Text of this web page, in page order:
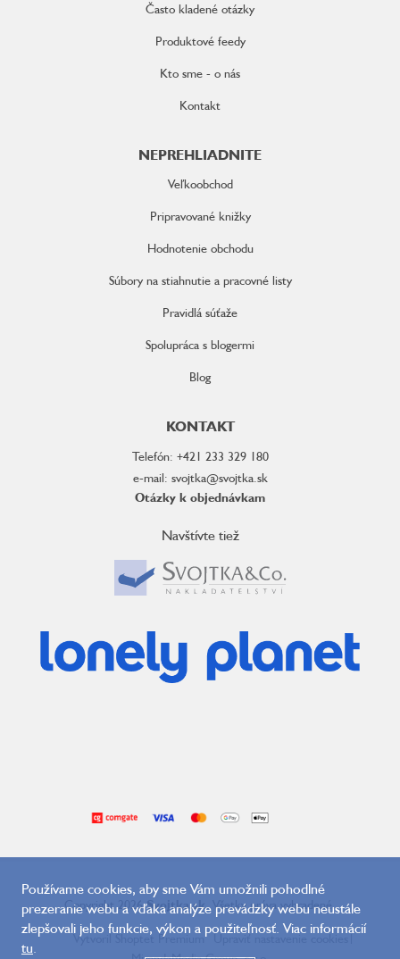
Používame cookies, aby sme Vám umožnili pohodlné
prezeranie webu a vďaka analýze prevádzky webu neustále
zlepšovali jeho funkcie, výkon a použiteľnosť. Viac informácií
tu.
Často kladené otázky
Produktové feedy
Kto sme - o nás
Kontakt
NEPREHLIADNITE
Veľkoobchod
Pripravované knižky
Hodnotenie obchodu
Súbory na stiahnutie a pracovné listy
Pravidlá súťaže
Spolupráca s blogermi
Blog
KONTAKT
Telefón: +421 233 329 180
e-mail: svojtka@svojtka.sk
Otázky k objednávkam
Navštívte tiež
Copyright 2026Svojtka.sk. Všetky práva vyhradené.
Vytvoril Shoptet Premium Upraviť nastavenie cookies|